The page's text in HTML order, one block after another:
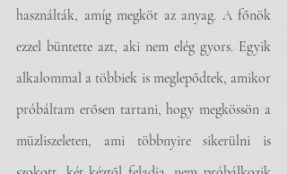
használták, amíg megköt az anyag. A főnök
ezzel büntette azt, aki nem elég gyors. Egyik
alkalommal a többiek is meglepődtek, amikor
próbáltam erősen tartani, hogy megkössön a
müzliszeleten, ami többnyire sikerülni is